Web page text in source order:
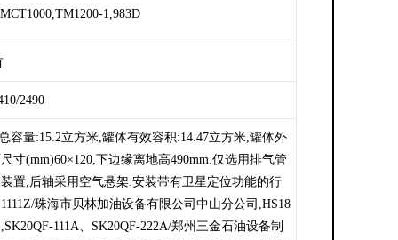
1,983D
2490
量:15.2立方米,罐体有效容积:14.47立方米,罐体外
寸(mm)60×120,下边缘离地高490mm.仅选用排气管
置,后轴采用空气悬架.安装带有卫星定位功能的行
珠海市贝林加油设备有限公司中山分公司,HS18
111A、SK20QF-222A/郑州三金石油设备制